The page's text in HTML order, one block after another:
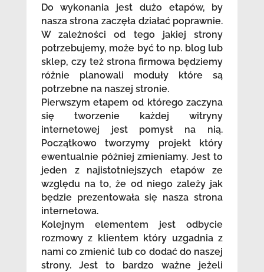
Do wykonania jest dużo etapów, by
nasza strona zaczęła działać poprawnie.
W zależności od tego jakiej strony
potrzebujemy, może być to np. blog lub
sklep, czy też strona firmowa będziemy
różnie planowali moduły które są
potrzebne na naszej stronie.
Pierwszym etapem od którego zaczyna
się tworzenie każdej witryny
internetowej jest pomysł na nią.
Początkowo tworzymy projekt który
ewentualnie później zmieniamy. Jest to
jeden z najistotniejszych etapów ze
względu na to, że od niego zależy jak
będzie prezentowała się nasza strona
internetowa.
Kolejnym elementem jest odbycie
rozmowy z klientem który uzgadnia z
nami co zmienić lub co dodać do naszej
strony. Jest to bardzo ważne jeżeli